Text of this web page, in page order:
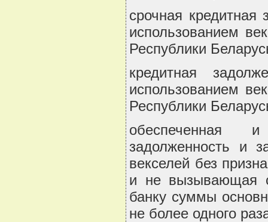
срочная
использованием
Республики
кредитная
использованием
Республики
обеспеченная и
задолженность и
векселей без
и не вызывающая
банку суммы
не более одного